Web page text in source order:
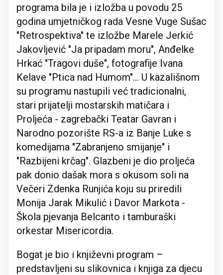
programa bila je i izložba u povodu 25
godina umjetničkog rada Vesne Vuge Sušac
"Retrospektiva" te izložbe Marele Jerkić
Jakovljević "Ja pripadam moru", Anđelke
Hrkać "Tragovi duše", fotografije Ivana
Kelave "Ptica nad Humom"… U kazališnom
su programu nastupili već tradicionalni,
stari prijatelji mostarskih matičara i
Proljeća - zagrebački Teatar Gavran i
Narodno pozorište RS-a iz Banje Luke s
komedijama "Zabranjeno smijanje" i
"Razbijeni krčag". Glazbeni je dio proljeća
pak donio dašak mora s okusom soli na
Večeri Zdenka Runjića koju su priredili
Monija Jarak Mikulić i Davor Markota -
Škola pjevanja Belcanto i tamburaški
orkestar Misericordia.
Bogat je bio i književni program –
predstavljeni su slikovnica i knjiga za djecu